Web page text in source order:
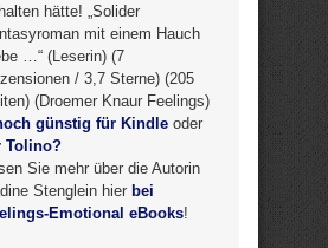
hätte! „Solider
mit einem Hauch
…“ (Leserin) (7
/ 3,7 Sterne) (205
(Droemer Knaur Feelings)
günstig für Kindle oder
Tolino?
Sie mehr über die Autorin
Stenglein hier bei
Emotional eBooks!